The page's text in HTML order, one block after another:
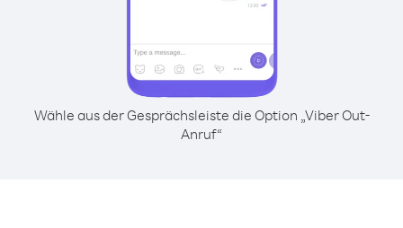
Wähle aus der Gesprächsleiste die Option „Viber Out-
Anruf“